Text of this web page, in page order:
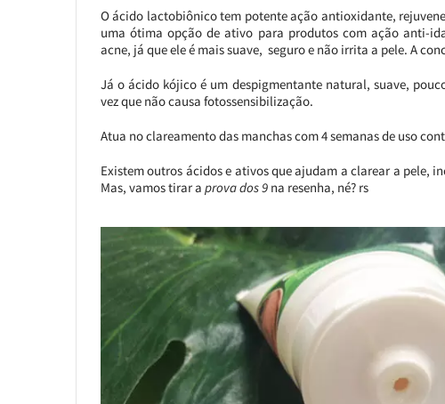
O ácido lactobiônico tem potente ação antioxidante,
uma ótima opção de ativo para produtos com ação anti-
acne, já que ele é mais suave, seguro e não irrita a pele. A
Já o ácido kójico é um despigmentante natural, suave,
vez que não causa fotossensibilização.
Atua no clareamento das manchas com 4 semanas de uso
Existem outros ácidos e ativos que ajudam a clarear a pele,
Mas, vamos tirar a prova dos 9na resenha, né? rs